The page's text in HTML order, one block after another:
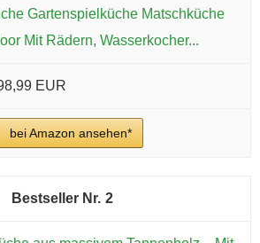
Gartenspielküche Matschküche
Mit Rädern, Wasserkocher...
EUR
bei Amazon ansehen*
2